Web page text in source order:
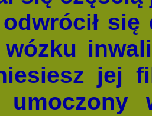
się
jej